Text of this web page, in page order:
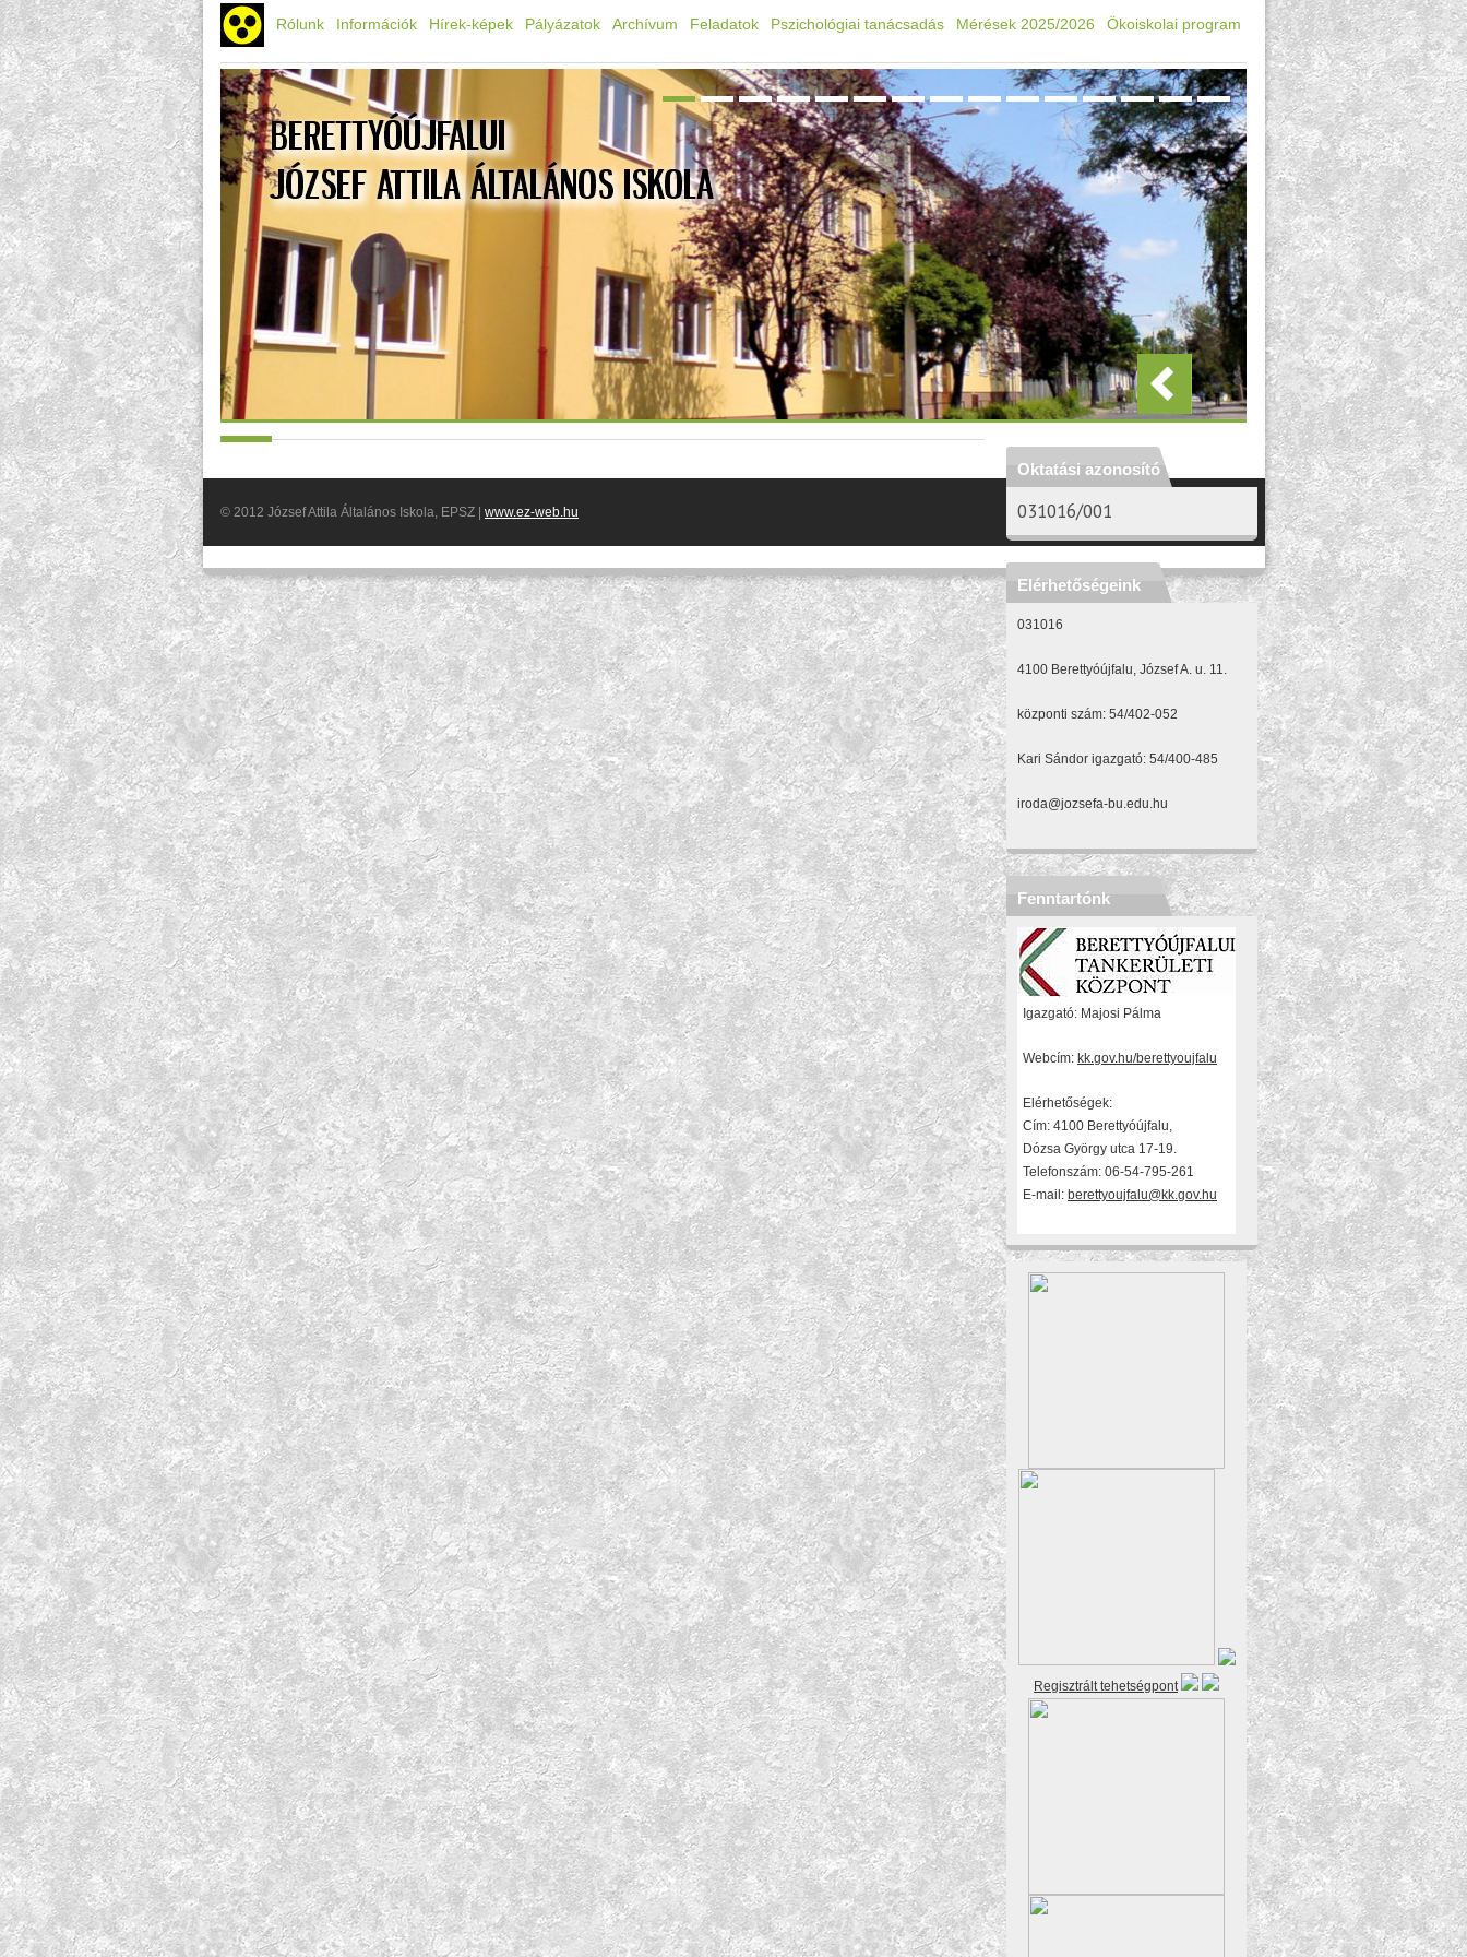
Rólunk Információk Hírek-képek Pályázatok Archívum Feladatok Pszichológiai tanácsadás Mérések 2025/2026 Ökoiskolai program
Oktatási azonosító
031016/001
Elérhetőségeink
031016
4100 Berettyóújfalu, József A. u. 11.
központi szám: 54/402-052
Kari Sándor igazgató: 54/400-485
iroda@jozsefa-bu.edu.hu
Fenntartónk
Igazgató: Majosi Pálma
Webcím: kk.gov.hu/berettyoujfalu
Elérhetőségek:
Cím: 4100 Berettyóújfalu,
Dózsa György utca 17-19.
Telefonszám: 06-54-795-261
E-mail: berettyoujfalu@kk.gov.hu
Regisztrált tehetségpont
© 2012 József Attila Általános Iskola, EPSZ | www.ez-web.hu